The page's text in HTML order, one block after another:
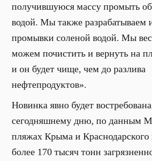
получившуюся массу промыть
водой. Мы также разрабатываем
промывки соленой водой. Мы
можем почистить и вернуть на
и он будет чище, чем до разлива
нефтепродуктов».
Новинка явно будет
сегодняшнему дню, по данным
пляжах Крыма и Краснодарского
более 170 тысяч тонн